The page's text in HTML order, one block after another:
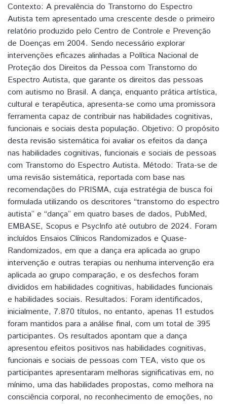
Contexto: A prevalência do Transtorno do Espectro
Autista tem apresentado uma crescente desde o primeiro
relatório produzido pelo Centro de Controle e Prevenção
de Doenças em 2004. Sendo necessário explorar
intervenções eficazes alinhadas a Política Nacional de
Proteção dos Direitos da Pessoa com Transtorno do
Espectro Autista, que garante os direitos das pessoas
com autismo no Brasil. A dança, enquanto prática artística,
cultural e terapêutica, apresenta-se como uma promissora
ferramenta capaz de contribuir nas habilidades cognitivas,
funcionais e sociais desta população. Objetivo: O propósito
desta revisão sistemática foi avaliar os efeitos da dança
nas habilidades cognitivas, funcionais e sociais de pessoas
com Transtorno do Espectro Autista. Método: Trata-se de
uma revisão sistemática, reportada com base nas
recomendações do PRISMA, cuja estratégia de busca foi
formulada utilizando os descritores “transtorno do espectro
autista” e “dança” em quatro bases de dados, PubMed,
EMBASE, Scopus e PsycInfo até outubro de 2024. Foram
incluídos Ensaios Clínicos Randomizados e Quase-
Randomizados, em que a dança era aplicada ao grupo
intervenção e outras terapias ou nenhuma intervenção era
aplicada ao grupo comparação, e os desfechos foram
divididos em habilidades cognitivas, habilidades funcionais
e habilidades sociais. Resultados: Foram identificados,
inicialmente, 7.870 títulos, no entanto, apenas 11 estudos
foram mantidos para a análise final, com um total de 395
participantes. Os resultados apontam que a dança
apresentou efeitos positivos nas habilidades cognitivas,
funcionais e sociais de pessoas com TEA, visto que os
participantes apresentaram melhoras significativas em, no
mínimo, uma das habilidades propostas, como melhora na
consciência corporal, no reconhecimento de emoções, no